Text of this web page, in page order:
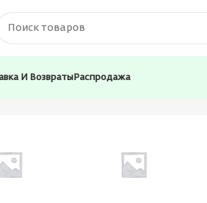
И Возвраты Распродажа